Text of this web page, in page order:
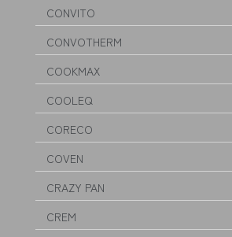
CONVITO
CONVOTHERM
COOKMAX
COOLEQ
CORECO
COVEN
CRAZY PAN
CREM